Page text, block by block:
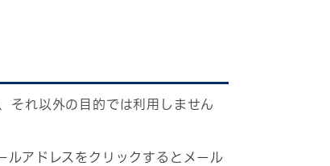
それ以外の目的では利用しません
ルアドレスをクリックするとメール